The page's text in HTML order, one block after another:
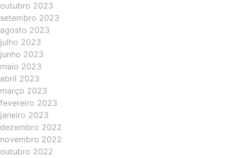
outubro 2023
setembro 2023
agosto 2023
julho 2023
junho 2023
maio 2023
abril 2023
março 2023
fevereiro 2023
janeiro 2023
dezembro 2022
novembro 2022
outubro 2022